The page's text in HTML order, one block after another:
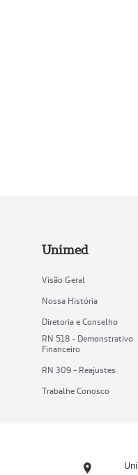
Unimed
Visão Geral
Nossa História
Diretoria e Conselho
RN 518 - Demonstrativo
Financeiro
RN 309 - Reajustes
Trabalhe Conosco